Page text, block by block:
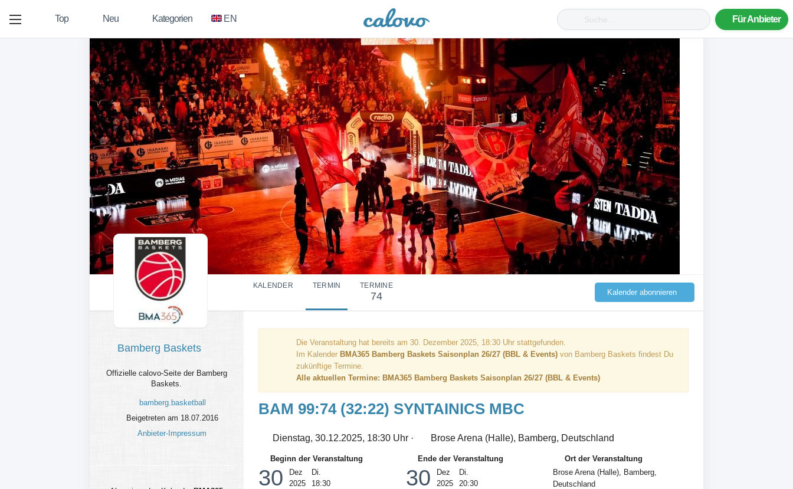
Top Neu Kategorien EN Für Anbieter
KALENDER TERMIN TERMINE
74 Kalender abonnieren
Bamberg Baskets
Offizielle calovo-Seite der Bamberg
Baskets.
bamberg.basketball
Beigetreten am 18.07.2016
Anbieter-Impressum
Die Veranstaltung hat bereits am 30. Dezember 2025, 18:30 Uhr stattgefunden.
Im Kalender BMA365 Bamberg Baskets Saisonplan 26/27 (BBL & Events) von Bamberg Baskets findest Du
zukünftige Termine.
Alle aktuellen Termine: BMA365 Bamberg Baskets Saisonplan 26/27 (BBL & Events)
BAM 99:74 (32:22) SYNTAINICS MBC
Dienstag, 30.12.2025, 18:30 Uhr · Brose Arena (Halle), Bamberg, Deutschland
Beginn der Veranstaltung
30
Dez
2025
Di.
18:30
Ende der Veranstaltung
30
Dez
2025
Di.
20:30
Ort der Veranstaltung
Brose Arena (Halle), Bamberg,
Deutschland